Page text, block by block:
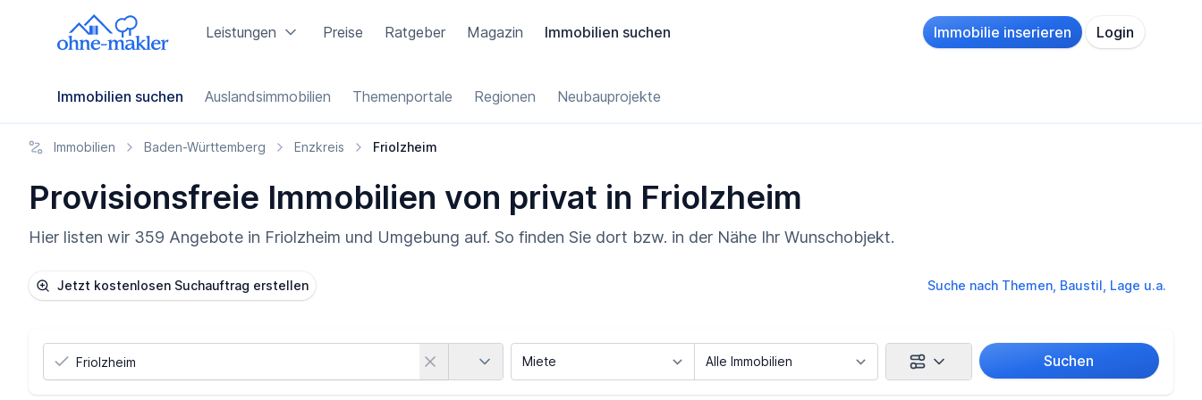
Leistungen Preise Ratgeber Magazin Immobilien suchen Immobilie inserieren Login
Immobilien suchen Auslandsimmobilien Themenportale Regionen Neubauprojekte
Immobilien Baden-Württemberg Enzkreis Friolzheim
Provisionsfreie Immobilien von privat in Friolzheim
Hier listen wir 359 Angebote in Friolzheim und Umgebung auf. So finden Sie dort bzw. in der Nähe Ihr Wunschobjekt.
Jetzt kostenlosen Suchauftrag erstellen Suche nach Themen, Baustil, Lage u.a.
Suchen